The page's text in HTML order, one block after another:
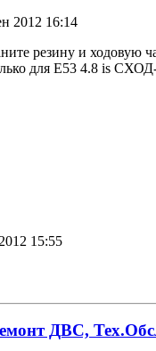
2012 16:14
резину и ходовую
для Е53 4.8 is
15:55
ДВС,